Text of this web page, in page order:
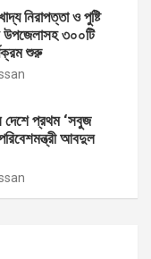
নিরাপত্তা ও পুষ্টি
উপজেলাসহ ৩০০টি
শুরু
দেশে প্রথম ‘সবুজ
আবদুল